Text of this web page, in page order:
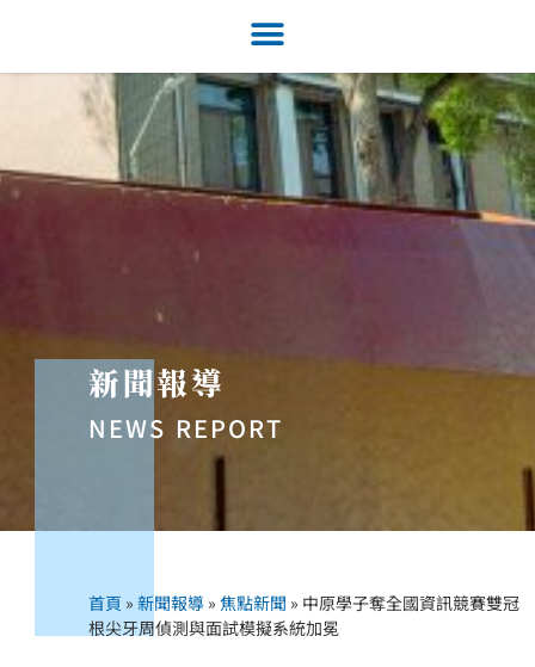
新聞報導
NEWS REPORT
首頁 »新聞報導 »焦點新聞 » 中原學子奪全國資訊競賽雙冠
根尖牙周偵測與面試模擬系統加冕